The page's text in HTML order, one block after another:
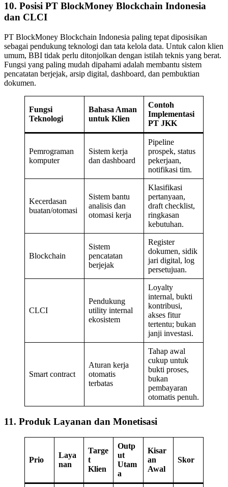
10. Posisi PT BlockMoney Blockchain Indonesia
dan CLCI
PT BlockMoney Blockchain Indonesia paling tepat diposisikan
sebagai pendukung teknologi dan tata kelola data. Untuk calon klien
umum, BBI tidak perlu ditonjolkan dengan istilah teknis yang berat.
Fungsi yang paling mudah dipahami adalah membantu sistem
pencatatan berjejak, arsip digital, dashboard, dan pembuktian
dokumen.
Fungsi
Teknologi
Bahasa Aman
untuk Klien
Contoh
Implementasi
PT JKK
Pemrograman
komputer
Sistem kerja
dan dashboard
Pipeline
prospek, status
pekerjaan,
notifikasi tim.
Kecerdasan
buatan/otomasi
Sistem bantu
analisis dan
otomasi kerja
Klasifikasi
pertanyaan,
draft checklist,
ringkasan
kebutuhan.
Blockchain
Sistem
pencatatan
berjejak
Register
dokumen, sidik
jari digital, log
persetujuan.
CLCI
Pendukung
utility internal
ekosistem
Loyalty
internal, bukti
kontribusi,
akses fitur
tertentu; bukan
janji investasi.
Smart contract
Aturan kerja
otomatis
terbatas
Tahap awal
cukup untuk
bukti proses,
bukan
pembayaran
otomatis penuh.
11. Produk Layanan dan Monetisasi
Prio
Laya
nan
Targe
t
Klien
Outp
ut
Utam
a
Kisar
an
Awal
Skor